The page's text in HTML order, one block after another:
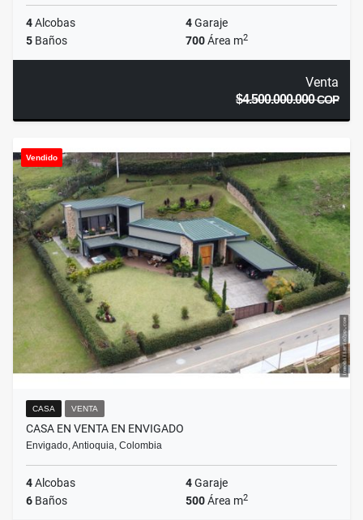
4Alcobas 4Garaje
5 Baños 700Área m2
Venta
$4.500.000.000COP
Vendido
CASA VENTA
CASA EN VENTA EN ENVIGADO
Envigado, Antioquia, Colombia
4Alcobas 4Garaje
6 Baños 500Área m2